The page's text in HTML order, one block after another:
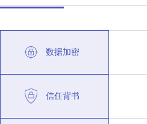
数据加密
信任背书